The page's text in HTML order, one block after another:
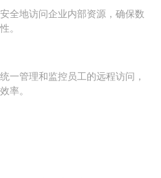
全地访问企业内部资源，确保数
。
一管理和监控员工的远程访问，
率。